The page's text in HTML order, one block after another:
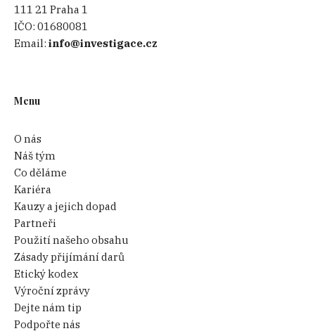
111 21 Praha 1
IČO:01680081
Email:info@investigace.cz
Menu
O nás
Náš tým
Co děláme
Kariéra
Kauzy a jejich dopad
Partneři
Použití našeho obsahu
Zásady přijímání darů
Etický kodex
Výroční zprávy
Dejte nám tip
Podpořte nás